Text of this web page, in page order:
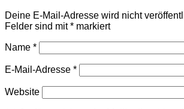
Deine E-Mail-Adresse wird nicht
Felder sind mit* markiert
Name *
E-Mail-Adresse *
Website